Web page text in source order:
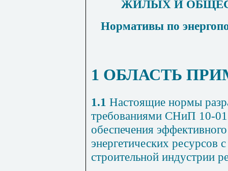
ЖИЛЫХ И
Нормативы по
1 ОБЛАСТЬ
1.1 Настоящие нормы
требованиями СНиП 10-01
обеспечения
энергетических ресурсов
строительной индустрии